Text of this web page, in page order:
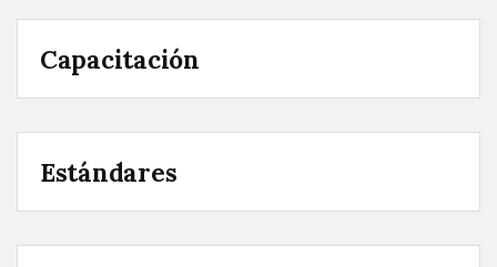
Capacitación
Estándares